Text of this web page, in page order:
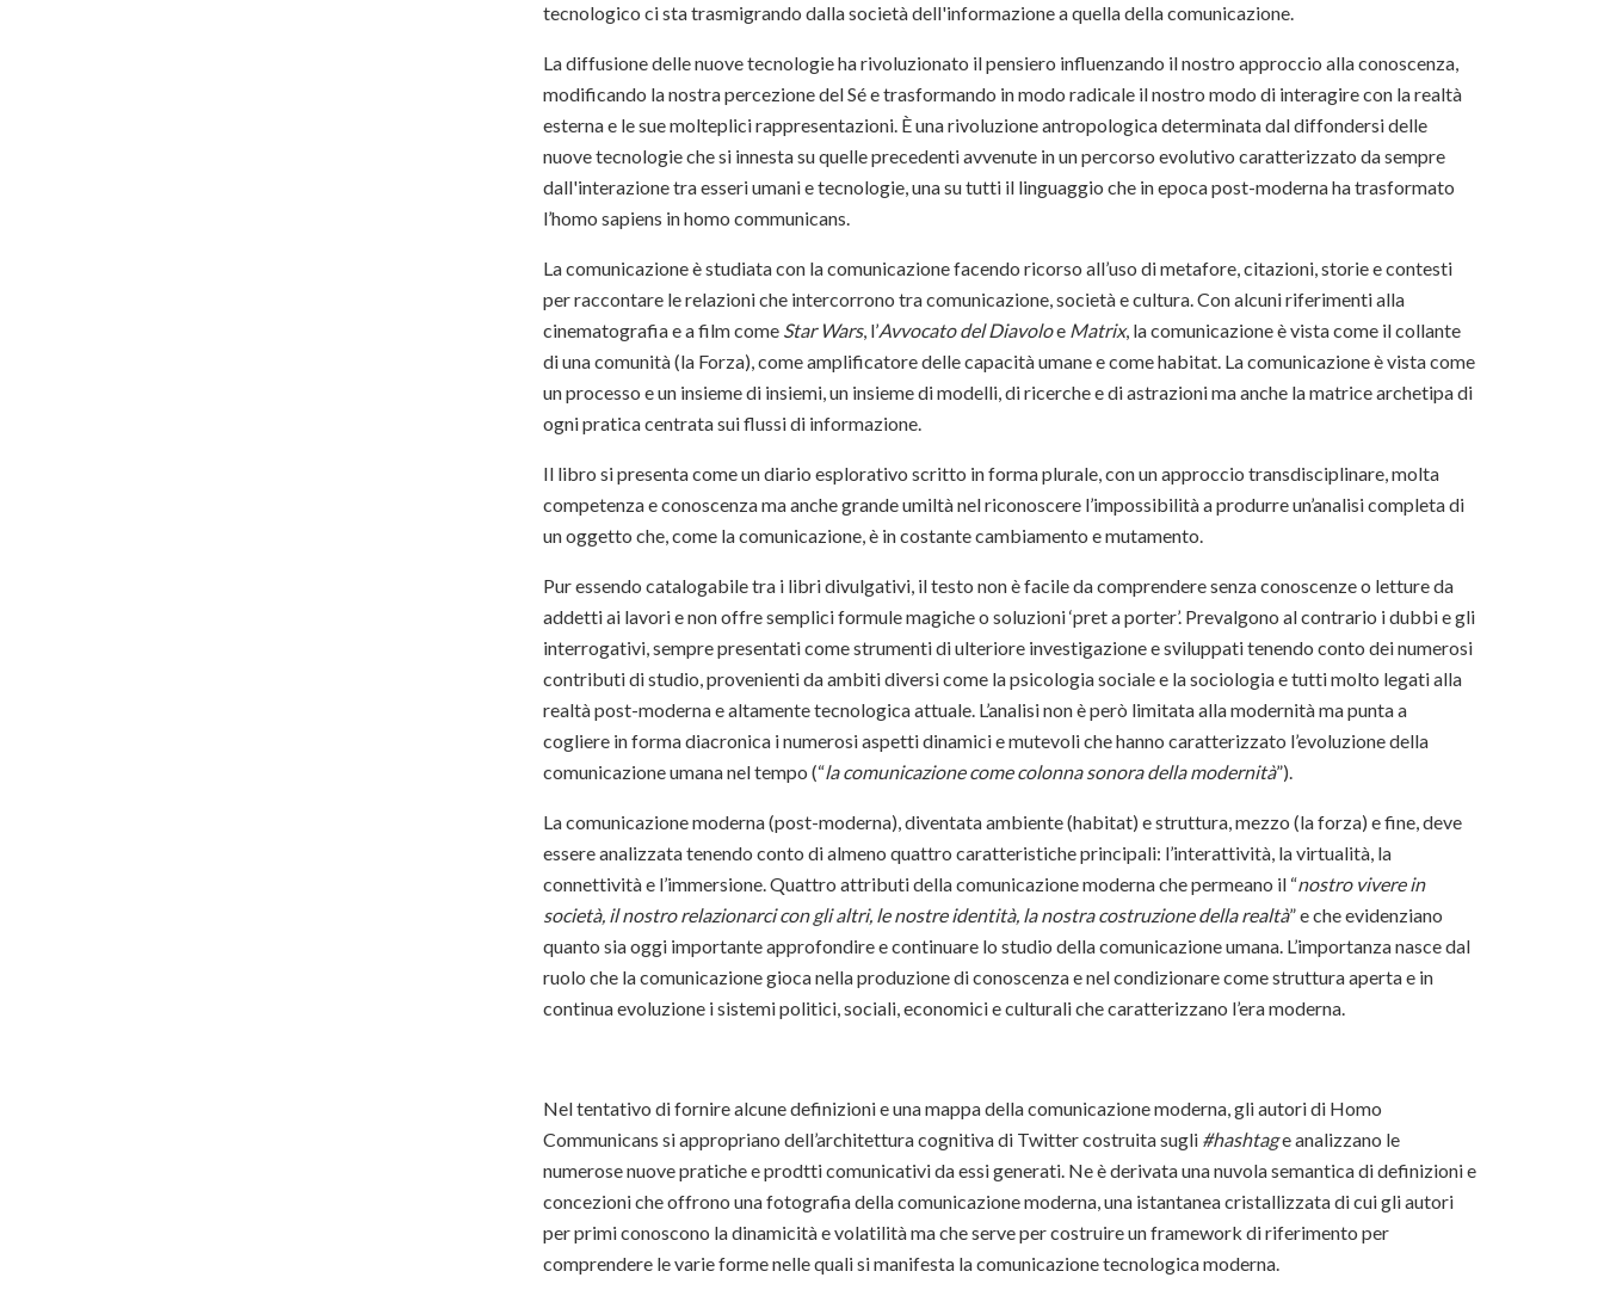
tecnologico ci sta trasmigrando dalla società dell'informazione a quella della comunicazione.
La diffusione delle nuove tecnologie ha rivoluzionato il pensiero influenzando il nostro approccio alla conoscenza,
modificando la nostra percezione del Sé e trasformando in modo radicale il nostro modo di interagire con la realtà
esterna e le sue molteplici rappresentazioni. È una rivoluzione antropologica determinata dal diffondersi delle
nuove tecnologie che si innesta su quelle precedenti avvenute in un percorso evolutivo caratterizzato da sempre
dall'interazione tra esseri umani e tecnologie, una su tutti il linguaggio che in epoca post-moderna ha trasformato
l’homo sapiens in homo communicans.
La comunicazione è studiata con la comunicazione facendo ricorso all’uso di metafore, citazioni, storie e contesti
per raccontare le relazioni che intercorrono tra comunicazione, società e cultura. Con alcuni riferimenti alla
cinematografia e a film come Star Wars, l’Avvocato del Diavoloe Matrix, la comunicazione è vista come il collante
di una comunità (la Forza), come amplificatore delle capacità umane e come habitat. La comunicazione è vista come
un processo e un insieme di insiemi, un insieme di modelli, di ricerche e di astrazioni ma anche la matrice archetipa di
ogni pratica centrata sui flussi di informazione.
Il libro si presenta come un diario esplorativo scritto in forma plurale, con un approccio transdisciplinare, molta
competenza e conoscenza ma anche grande umiltà nel riconoscere l’impossibilità a produrre un’analisi completa di
un oggetto che, come la comunicazione, è in costante cambiamento e mutamento.
Pur essendo catalogabile tra i libri divulgativi, il testo non è facile da comprendere senza conoscenze o letture da
addetti ai lavori e non offre semplici formule magiche o soluzioni ‘pret a porter’. Prevalgono al contrario i dubbi e gli
interrogativi, sempre presentati come strumenti di ulteriore investigazione e sviluppati tenendo conto dei numerosi
contributi di studio, provenienti da ambiti diversi come la psicologia sociale e la sociologia e tutti molto legati alla
realtà post-moderna e altamente tecnologica attuale. L’analisi non è però limitata alla modernità ma punta a
cogliere in forma diacronica i numerosi aspetti dinamici e mutevoli che hanno caratterizzato l’evoluzione della
comunicazione umana nel tempo (“la comunicazione come colonna sonora della modernità”).
La comunicazione moderna (post-moderna), diventata ambiente (habitat) e struttura, mezzo (la forza) e fine, deve
essere analizzata tenendo conto di almeno quattro caratteristiche principali: l’interattività, la virtualità, la
connettività e l’immersione. Quattro attributi della comunicazione moderna che permeano il “nostro vivere in
società, il nostro relazionarci con gli altri, le nostre identità, la nostra costruzione della realtà” e che evidenziano
quanto sia oggi importante approfondire e continuare lo studio della comunicazione umana. L’importanza nasce dal
ruolo che la comunicazione gioca nella produzione di conoscenza e nel condizionare come struttura aperta e in
continua evoluzione i sistemi politici, sociali, economici e culturali che caratterizzano l’era moderna.
Nel tentativo di fornire alcune definizioni e una mappa della comunicazione moderna, gli autori di Homo
Communicans si appropriano dell’architettura cognitiva di Twitter costruita sugli #hashtage analizzano le
numerose nuove pratiche e prodtti comunicativi da essi generati. Ne è derivata una nuvola semantica di definizioni e
concezioni che offrono una fotografia della comunicazione moderna, una istantanea cristallizzata di cui gli autori
per primi conoscono la dinamicità e volatilità ma che serve per costruire un framework di riferimento per
comprendere le varie forme nelle quali si manifesta la comunicazione tecnologica moderna.